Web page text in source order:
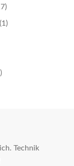
(1)
Technik